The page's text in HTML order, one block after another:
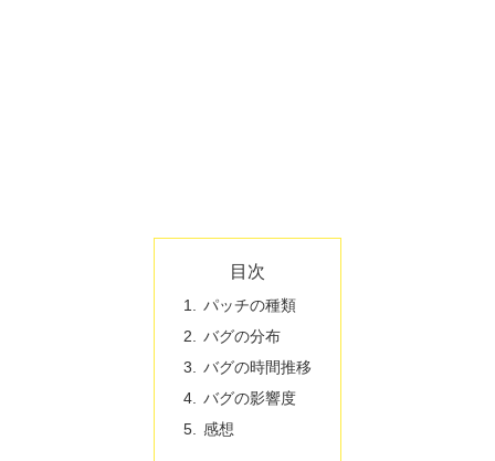
目次
パッチの種類
バグの分布
バグの時間推移
バグの影響度
感想